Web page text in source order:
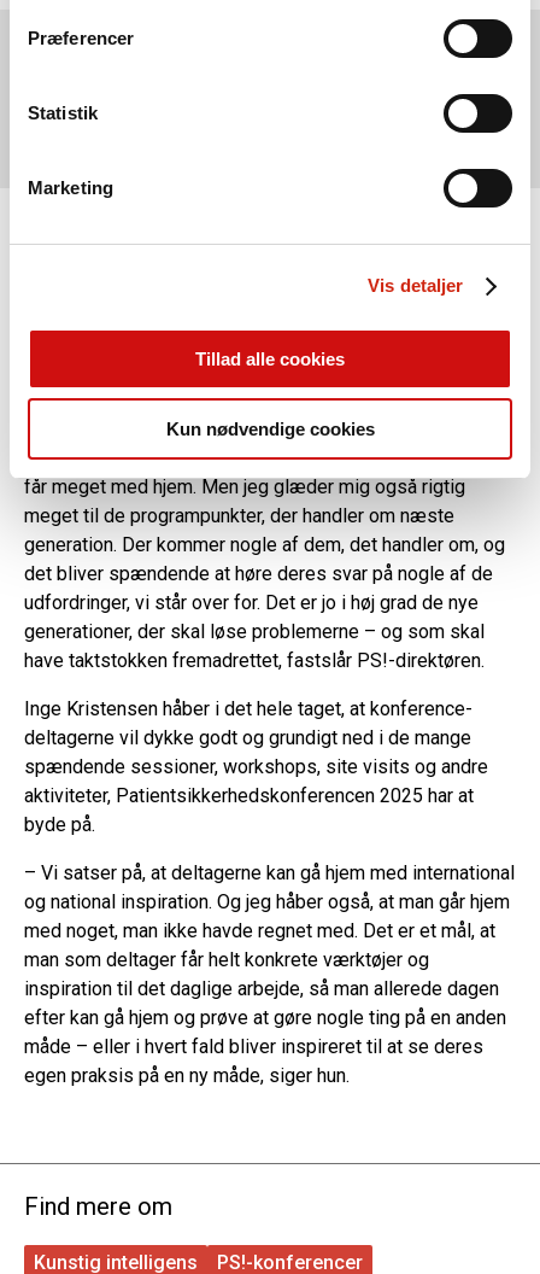
at analysere vores trafik. Vi deler også oplysninger om
for sociale medier, annonceringspartnere og
analysepartnere. Vores partnere kan kombinere disse
de har indsamlet fra din brug af deres tjenester.
Præferencer
Statistik
Marketing
Vis detaljer
Tillad alle cookies
Kun nødvendige cookies
Dato:
dagsorden og patientsikkerhed” og ”beredskab og
Tilmelding og program:
Mandag eftermiddag byder også på en session – ”UTH-
Bornholms Hospital, som en af oplægsholderne. Tirsdag
centerchef, Psykiatrisk Center Amager, modererer og
kommer med indspark.
– Jeg er meget spændt på de sessioner og workshops, vi
har om det lærende sundhedsvæsen. Der tror jeg, at man
får meget med hjem. Men jeg glæder mig også rigtig
meget til de programpunkter, der handler om næste
generation. Der kommer nogle af dem, det handler om, og
det bliver spændende at høre deres svar på nogle af de
udfordringer, vi står over for. Det er jo i høj grad de nye
generationer, der skal løse problemerne – og som skal
have taktstokken fremadrettet, fastslår PS!-direktøren.
Inge Kristensen håber i det hele taget, at konference-
deltagerne vil dykke godt og grundigt ned i de mange
spændende sessioner, workshops, site visits og andre
aktiviteter, Patientsikkerhedskonferencen 2025 har at
byde på.
– Vi satser på, at deltagerne kan gå hjem med international
og national inspiration. Og jeg håber også, at man går hjem
med noget, man ikke havde regnet med. Det er et mål, at
man som deltager får helt konkrete værktøjer og
inspiration til det daglige arbejde, så man allerede dagen
efter kan gå hjem og prøve at gøre nogle ting på en anden
måde – eller i hvert fald bliver inspireret til at se deres
egen praksis på en ny måde, siger hun.
Find mere om
Kunstig intelligens PS!-konferencer